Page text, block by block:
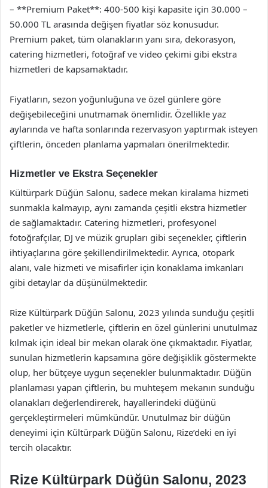
– **Premium Paket**: 400-500 kişi kapasite için 30.000 –
50.000 TL arasında değişen fiyatlar söz konusudur.
Premium paket, tüm olanakların yanı sıra, dekorasyon,
catering hizmetleri, fotoğraf ve video çekimi gibi ekstra
hizmetleri de kapsamaktadır.
Fiyatların, sezon yoğunluğuna ve özel günlere göre
değişebileceğini unutmamak önemlidir. Özellikle yaz
aylarında ve hafta sonlarında rezervasyon yaptırmak isteyen
çiftlerin, önceden planlama yapmaları önerilmektedir.
Hizmetler ve Ekstra Seçenekler
Kültürpark Düğün Salonu, sadece mekan kiralama hizmeti
sunmakla kalmayıp, aynı zamanda çeşitli ekstra hizmetler
de sağlamaktadır. Catering hizmetleri, profesyonel
fotoğrafçılar, DJ ve müzik grupları gibi seçenekler, çiftlerin
ihtiyaçlarına göre şekillendirilmektedir. Ayrıca, otopark
alanı, vale hizmeti ve misafirler için konaklama imkanları
gibi detaylar da düşünülmektedir.
Rize Kültürpark Düğün Salonu, 2023 yılında sunduğu çeşitli
paketler ve hizmetlerle, çiftlerin en özel günlerini unutulmaz
kılmak için ideal bir mekan olarak öne çıkmaktadır. Fiyatlar,
sunulan hizmetlerin kapsamına göre değişiklik göstermekte
olup, her bütçeye uygun seçenekler bulunmaktadır. Düğün
planlaması yapan çiftlerin, bu muhteşem mekanın sunduğu
olanakları değerlendirerek, hayallerindeki düğünü
gerçekleştirmeleri mümkündür. Unutulmaz bir düğün
deneyimi için Kültürpark Düğün Salonu, Rize’deki en iyi
tercih olacaktır.
Rize Kültürpark Düğün Salonu, 2023